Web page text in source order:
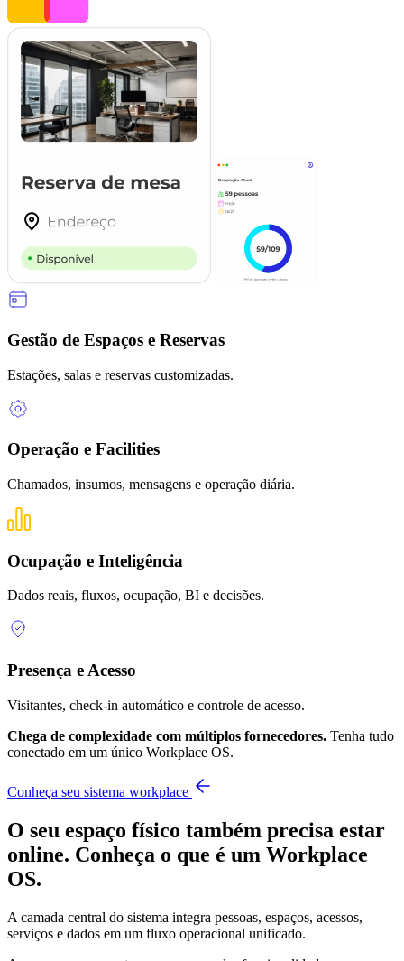
Gestão de Espaços e Reservas
Estações, salas e reservas customizadas.
Operação e Facilities
Chamados, insumos, mensagens e operação diária.
Ocupação e Inteligência
Dados reais, fluxos, ocupação, BI e decisões.
Presença e Acesso
Visitantes, check-in automático e controle de acesso.
Chega de complexidade com múltiplos fornecedores. Tenha tudo
conectado em um único Workplace OS.
Conheça seu sistema workplace
O seu espaço físico também precisa estar
online. Conheça o que é um Workplace
OS.
A camada central do sistema integra pessoas, espaços, acessos,
serviços e dados em um fluxo operacional unificado.